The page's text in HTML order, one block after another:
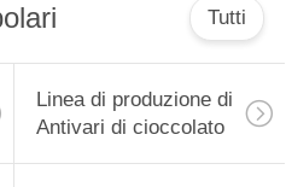
Tutti
Linea di produzione di
Antivari di cioccolato